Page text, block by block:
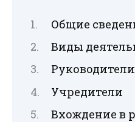
Общие
Виды
Руководители
Учредители
Вхождение в